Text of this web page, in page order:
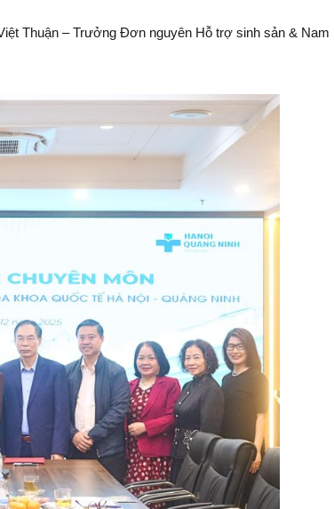
Thuận – Trưởng Đơn nguyên Hỗ trợ sinh sản & Nam